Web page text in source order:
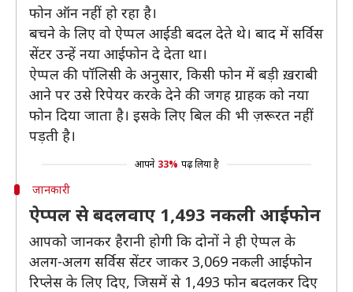
फोन ऑन नहीं हो रहा है।
बचने के लिए वो ऐप्पल आईडी बदल देते थे। बाद में सर्विस
सेंटर उन्हें नया आईफोन दे देता था।
ऐप्पल की पॉलिसी के अनुसार, किसी फोन में बड़ी ख़राबी
आने पर उसे रिपेयर करके देने की जगह ग्राहक को नया
फोन दिया जाता है। इसके लिए बिल की भी ज़रूरत नहीं
पड़ती है।
आपने 33% पढ़ लिया है
जानकारी
ऐप्पल से बदलवाए 1,493 नकली आईफोन
आपको जानकर हैरानी होगी कि दोनों ने ही ऐप्पल के
अलग-अलग सर्विस सेंटर जाकर 3,069 नकली आईफोन
रिप्लेस के लिए दिए, जिसमें से 1,493 फोन बदलकर दिए